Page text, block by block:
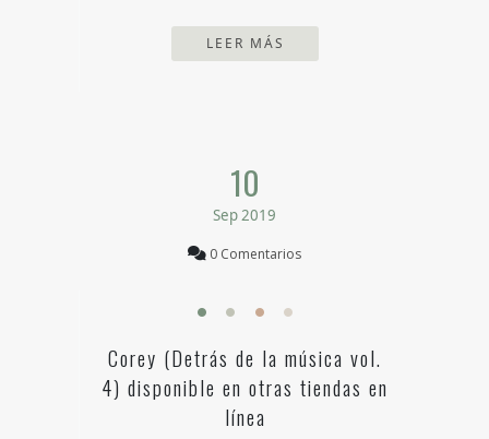
LEER MÁS
10
Sep 2019
0 Comentarios
Corey (Detrás de la música vol.
4) disponible en otras tiendas en
línea